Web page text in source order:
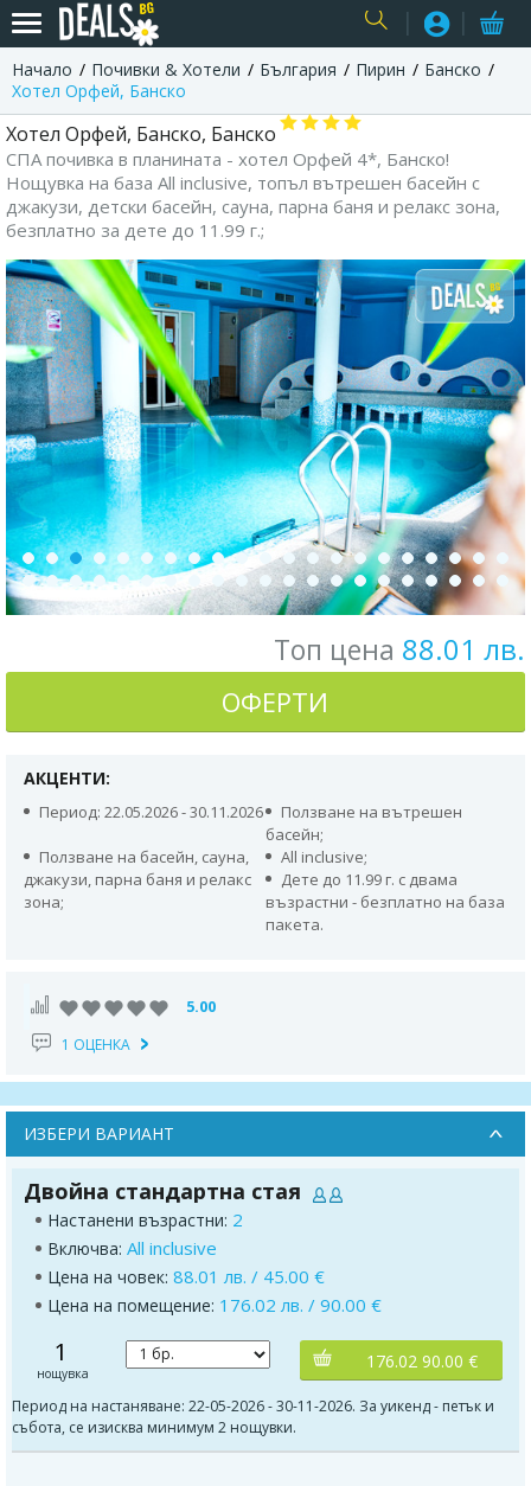
USER
Начало Почивки & Хотели България Пирин
Банско
Хотел Орфей, Банско
Хотел Орфей, Банско, Банско
СПА почивка в планината - хотел Орфей 4*, Банско!
Нощувка на база All inclusive, топъл вътрешен басейн с
джакузи, детски басейн, сауна, парна баня и релакс зона,
безплатно за дете до 11.99 г.;
Топ цена 88.01 лв.
ОФЕРТИ
АКЦЕНТИ:
Период: 22.05.2026 - 30.11.2026
Ползване на вътрешен
басейн;
Ползване на басейн, сауна,
джакузи, парна баня и релакс
зона;
All inclusive;
Дете до 11.99 г. с двама
възрастни - безплатно на база
пакета.
5.00
1 ОЦЕНКА
ИЗБЕРИ ВАРИАНТ
Двойна стандартна стая
Настанени възрастни: 2
Включва: All inclusive
Цена на човек: 88.01 лв. / 45.00 €
Цена на помещение: 176.02 лв. / 90.00 €
1
нощувка
176.02 90.00 €
Период на настаняване: 22-05-2026 - 30-11-2026. За уикенд - петък и
събота, се изисква минимум 2 нощувки.